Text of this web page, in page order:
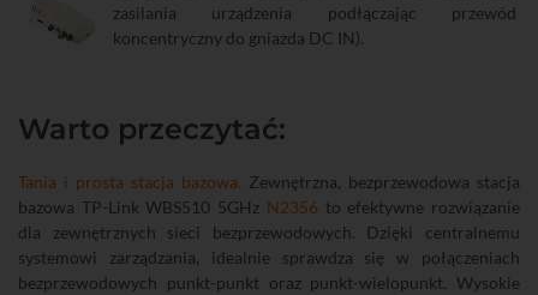
zasilania urządzenia podłączając przewód
koncentryczny do gniazda DC IN).
Warto przeczytać:
Tania i prosta stacja bazowa. Zewnętrzna, bezprzewodowa stacja
bazowa TP-Link WBS510 5GHz N2356 to efektywne rozwiązanie
dla zewnętrznych sieci bezprzewodowych. Dzięki centralnemu
systemowi zarządzania, idealnie sprawdza się w połączeniach
bezprzewodowych punkt-punkt oraz punkt-wielopunkt. Wysokie